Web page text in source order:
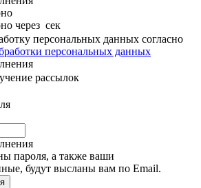
через сек
персональных данных согласно
персональных данных
рассылок
пароля, а также ваши
будут высланы вам по Email.